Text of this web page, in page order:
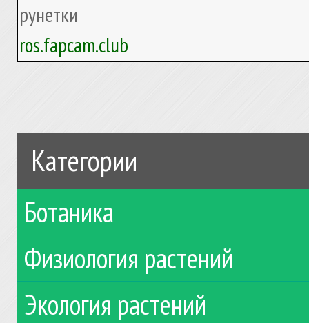
рунетки
ros.fapcam.club
Категории
Ботаника
Физиология растений
Экология растений